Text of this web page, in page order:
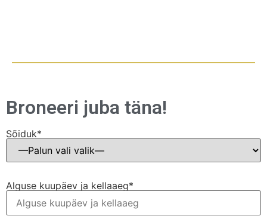
Broneeri juba täna!
Sõiduk*
Alguse kuupäev ja kellaaeg*